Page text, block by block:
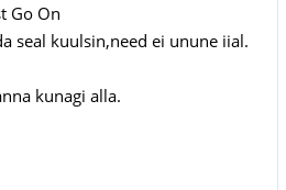
Go On
seal kuulsin,need ei unune iial.
kunagi alla.